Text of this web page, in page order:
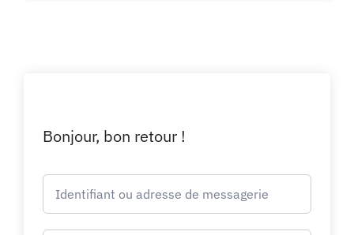
Bonjour, bon retour !